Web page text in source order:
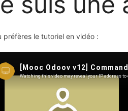
préfères le tutoriel en vidéo :